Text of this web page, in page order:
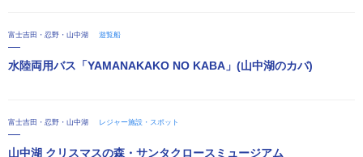
富士吉田・忍野・山中湖 遊覧船
水陸両用バス「YAMANAKAKO NO KABA」(山中湖のカバ)
富士吉田・忍野・山中湖 レジャー施設・スポット
山中湖 クリスマスの森・サンタクロースミュージアム